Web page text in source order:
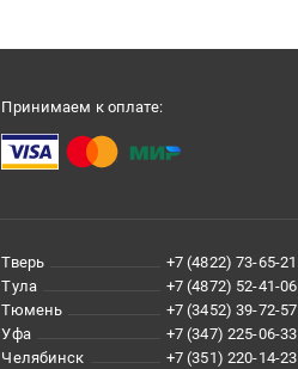
Принимаем к оплате:
Тверь
+7 (4822) 73-65-21
Тула
+7 (4872) 52-41-06
Тюмень
+7 (3452) 39-72-57
Уфа
+7 (347) 225-06-33
Челябинск
+7 (351) 220-14-23